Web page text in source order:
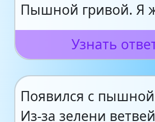
Пышной гривой. Я
Узнать
Появился с
Из-за зелени ветвей